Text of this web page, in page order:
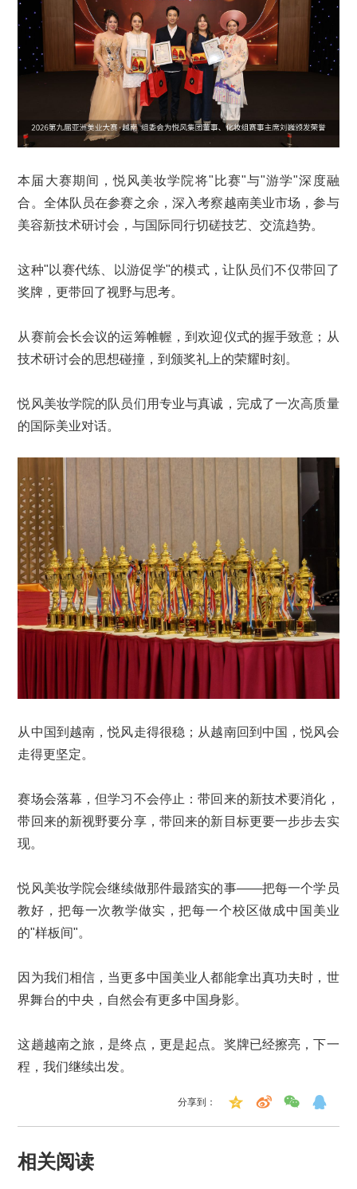
本届大赛期间，悦风美妆学院将"比赛"与"游学"深度融
合。全体队员在参赛之余，深入考察越南美业市场，参与
美容新技术研讨会，与国际同行切磋技艺、交流趋势。
这种"以赛代练、以游促学"的模式，让队员们不仅带回了
奖牌，更带回了视野与思考。
从赛前会长会议的运筹帷幄，到欢迎仪式的握手致意；从
技术研讨会的思想碰撞，到颁奖礼上的荣耀时刻。
悦风美妆学院的队员们用专业与真诚，完成了一次高质量
的国际美业对话。
从中国到越南，悦风走得很稳；从越南回到中国，悦风会
走得更坚定。
赛场会落幕，但学习不会停止：带回来的新技术要消化，
带回来的新视野要分享，带回来的新目标更要一步步去实
现。
悦风美妆学院会继续做那件最踏实的事——把每一个学员
教好，把每一次教学做实，把每一个校区做成中国美业
的"样板间"。
因为我们相信，当更多中国美业人都能拿出真功夫时，世
界舞台的中央，自然会有更多中国身影。
这趟越南之旅，是终点，更是起点。奖牌已经擦亮，下一
程，我们继续出发。
分享到：
相关阅读